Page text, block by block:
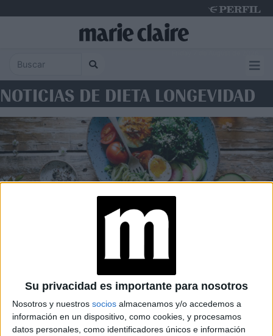
Su privacidad es importante para nosotros
Nosotros y nuestros socios almacenamos y/o accedemos a
información en un dispositivo, como cookies, y procesamos
datos personales, como identificadores únicos e información
NOTICIAS DE DIETA LONGEVIDAD
Hábitos y alimentos que
ayudan a aumentar la
expectativa de vida con
calidad